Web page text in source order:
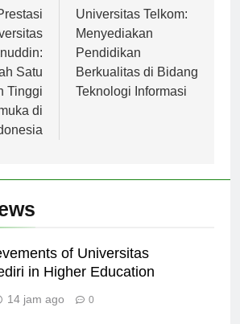
Satu
Tinggi
di
Universitas Telkom:
Menyediakan
Pendidikan
Berkualitas di Bidang
Teknologi Informasi
of Universitas
in Higher Education
14 jam ago 0